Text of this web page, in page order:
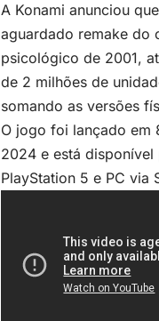
A Konami anunciou
aguardado remake do
psicológico de 2001,
de 2 milhões de
somando as versões
O jogo foi lançado em
2024 e está disponível
PlayStation 5 e PC via